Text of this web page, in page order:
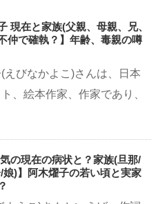
現在と家族(父親、母親、兄、
仲で確執？】年齢、毒親の噂
えびなかよこ)さんは、日本
、絵本作家、作家であり、
気の現在の病状と？家族(旦那/
娘)】阿木燿子の若い頃と実家